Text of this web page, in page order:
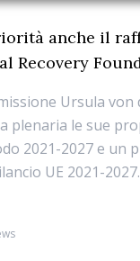
anche il
Recovery
Ursula von
plenaria le sue
2021-2027 e un
UE 2021-